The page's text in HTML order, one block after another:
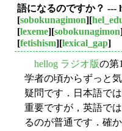
語になるのですか？ ---
[sobokunagimon][
[lexeme][sobokunagimon
[fetishism][lexical_gap]
hellog ラジオ版の第
学者の頃からずっと
疑問です．日本語で
重要ですが，英語で
るのが普通です．確